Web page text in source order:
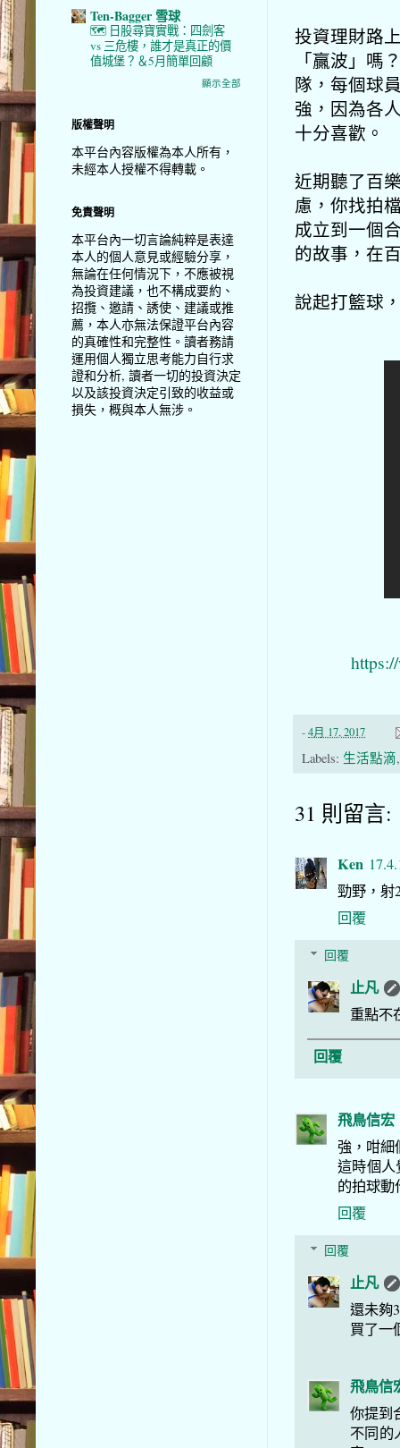
投資理財路
「贏波」嗎
隊，每個球
強，因為各
十分喜歡。
近期聽了百
慮，你找拍
成立到一個
的故事，在
說起打籃球
-4月 17, 2017
Labels: 生活點滴
31 則留言:
Ken
勁野，射
回覆
回覆
止凡
重點不
回覆
飛鳥信宏
強，咁細
這時個
的拍球動
回覆
回覆
止凡
還未夠
買了一
飛鳥信
你提到
不同的
Ten-Bagger 雪球
🗺️ 日股尋寶實戰：四劍客
vs 三危樓，誰才是真正的價
值城堡？＆5月簡單回顧
顯示全部
版權聲明
本平台內容版權為本人所有，
未經本人授權不得轉載。
免責聲明
本平台內一切言論純粹是表達
本人的個人意見或經驗分享，
無論在任何情況下，不應被視
為投資建議，也不構成要約、
招攬、邀請、誘使、建議或推
薦，本人亦無法保證平台內容
的真確性和完整性。讀者務請
運用個人獨立思考能力自行求
證和分析, 讀者一切的投資決定
以及該投資決定引致的收益或
損失，概與本人無涉。